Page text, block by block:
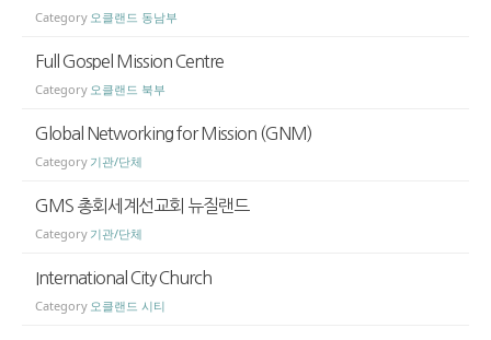
Category 오클랜드 동남부
Full Gospel Mission Centre
Category 오클랜드 북부
Global Networking for Mission (GNM)
Category 기관/단체
GMS 총회세계선교회 뉴질랜드
Category 기관/단체
International City Church
Category 오클랜드 시티